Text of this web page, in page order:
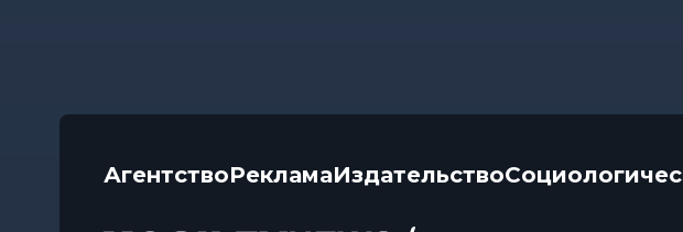
АгентствоРекламаИздательство